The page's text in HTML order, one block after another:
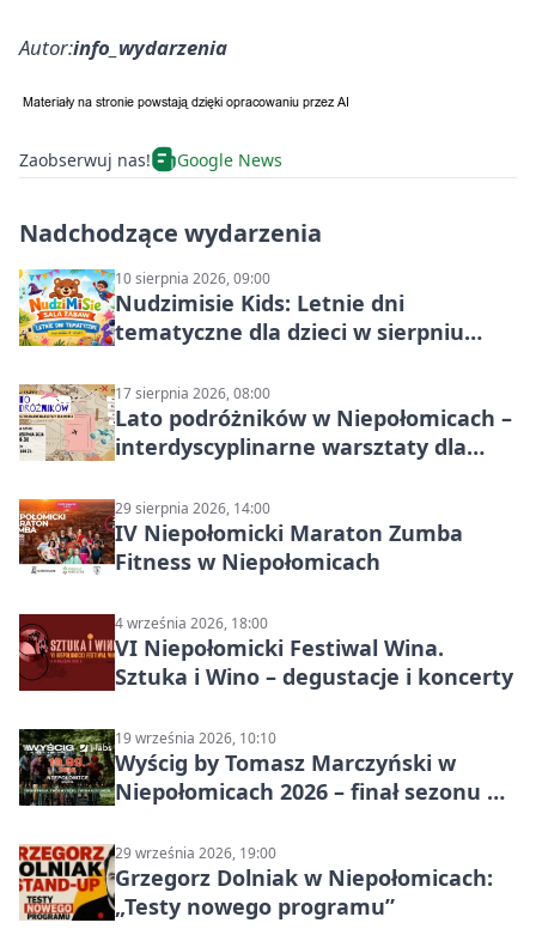
Autor:info_wydarzenia
Zaobserwuj nas! Google News
Nadchodzące wydarzenia
10 sierpnia 2026, 09:00
Nudzimisie Kids: Letnie dni
tematyczne dla dzieci w sierpniu
17 sierpnia 2026, 08:00
Lato podróżników w Niepołomicach –
interdyscyplinarne warsztaty dla
29 sierpnia 2026, 14:00
IV Niepołomicki Maraton Zumba
Fitness w Niepołomicach
4 września 2026, 18:00
VI Niepołomicki Festiwal Wina.
Sztuka i Wino – degustacje i koncerty
19 września 2026, 10:10
Wyścig by Tomasz Marczyński w
Niepołomicach 2026 – finał sezonu na
29 września 2026, 19:00
Grzegorz Dolniak w Niepołomicach:
„Testy nowego programu”